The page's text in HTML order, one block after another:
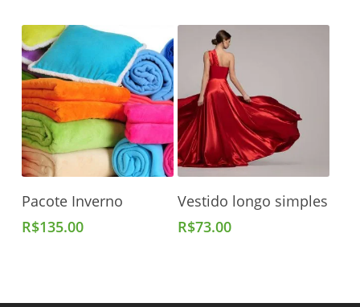
Adicionar Ao Carrinho
Pacote Inverno
R$135.00
Adicionar Ao Carrinho
Vestido longo simples
R$73.00